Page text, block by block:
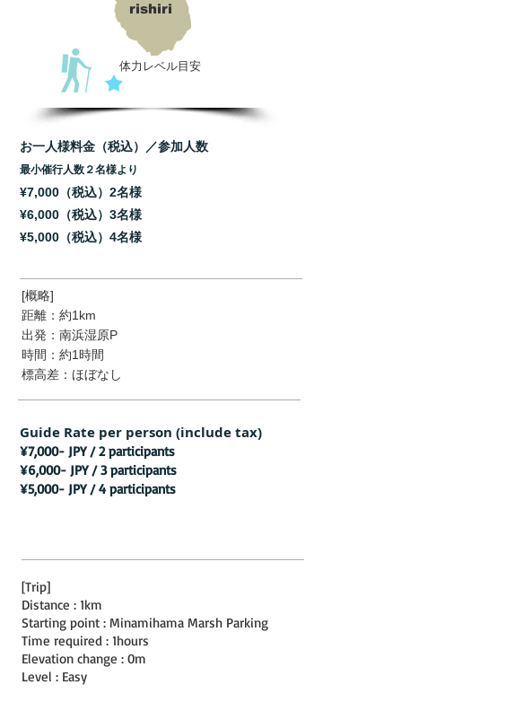
rishiri
体力レベル目安
お一人様料金（税込）／参加人数
最小催行人数２名様より
¥7,000（税込）2名様
¥6,000（税込）3名様
¥5,000（税込）4名様
[概略]
距離：約1km
出発：南浜湿原P
時間：約1時間
標高差：ほぼなし
Guide Rate per person (include tax)
¥7,000- JPY / 2 participants
¥6,000- JPY / 3 participants
¥5,000- JPY / 4 participants
[Trip]
Distance : 1km
Starting point : Minamihama Marsh Parking
Time required : 1hours
Elevation change : 0m
Level : Easy